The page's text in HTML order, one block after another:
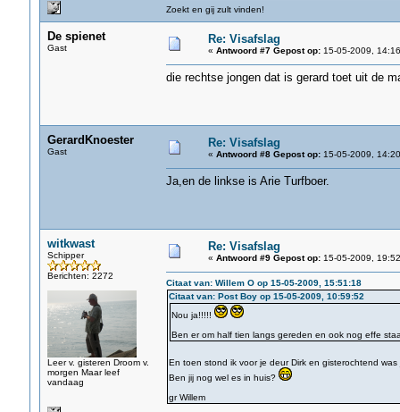
Zoekt en gij zult vinden!
De spienet
Gast
Re: Visafslag
« Antwoord #7 Gepost op:15-05-2009,
die rechtse jongen dat is gerard toet uit de
GerardKnoester
Gast
Re: Visafslag
« Antwoord #8 Gepost op:15-05-2009,
Ja,en de linkse is Arie Turfboer.
witkwast
Schipper
Berichten: 2272
Leer v. gisteren Droom v.
morgen Maar leef
vandaag
Re: Visafslag
« Antwoord #9 Gepost op:15-05-2009,
Citaat van: Willem O op 15-05-2009, 15:51:18
Citaat van: Post Boy op 15-05-2009, 10:59:52
Nou ja!!!!!
Ben er om half tien langs gereden en ook nog effe
En toen stond ik voor je deur Dirk en gisterochtend
Ben jij nog wel es in huis?
gr Willem